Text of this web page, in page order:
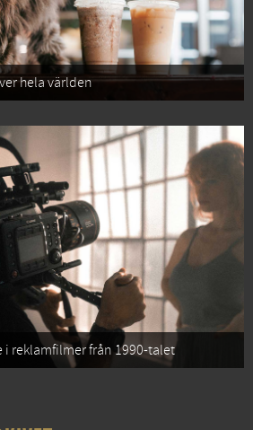
hela världen
i reklamfilmer från 1990-talet